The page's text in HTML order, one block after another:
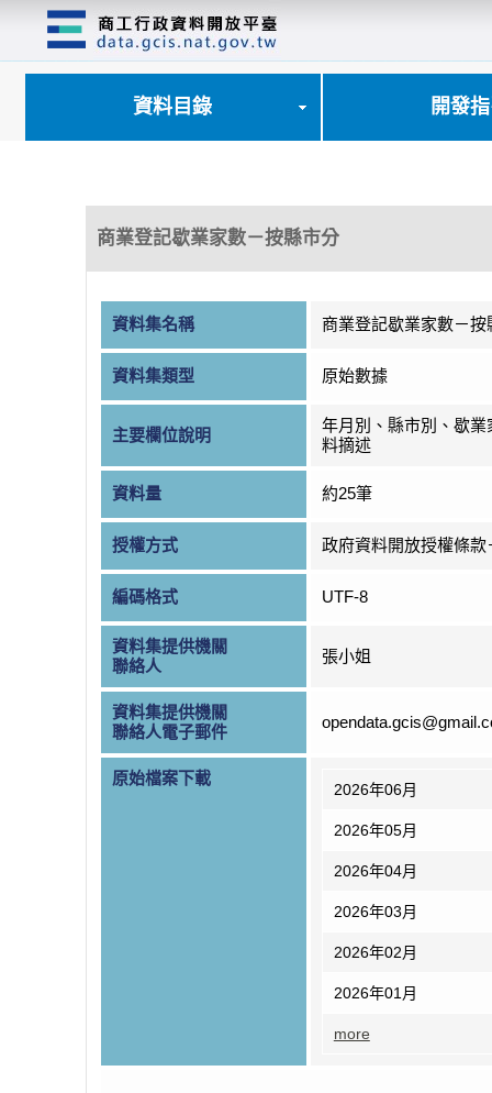
資料目錄 開發
商業登記歇業家數－按縣市分
資料集名稱 商業登記歇業家數－按
資料集類型 原始數據
主要欄位說明
年月別、縣市別、歇業
料摘述
資料量 約25筆
授權方式 政府資料開放授權條款
編碼格式 UTF-8
資料集提供機關
聯絡人
張小姐
資料集提供機關
聯絡人電子郵件
原始檔案下載
2026年06月
2026年05月
2026年04月
2026年03月
2026年02月
2026年01月
more